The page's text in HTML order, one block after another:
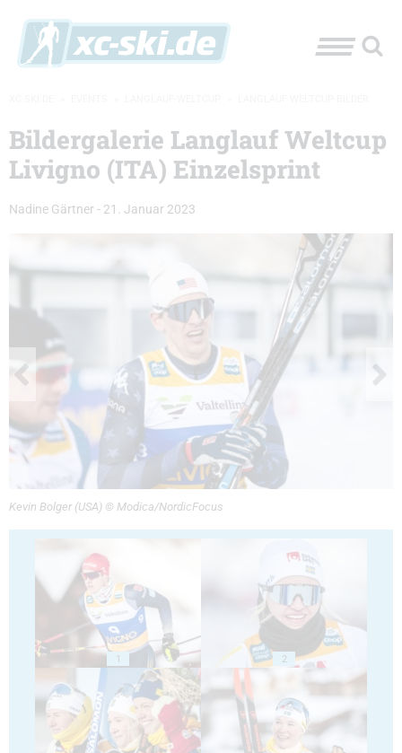
Bildergalerie Langlauf Weltcup
Livigno (ITA) Einzelsprint
Nadine Gärtner - 21. Januar 2023
Kevin Bolger (USA) © Modica/NordicFocus
1 2